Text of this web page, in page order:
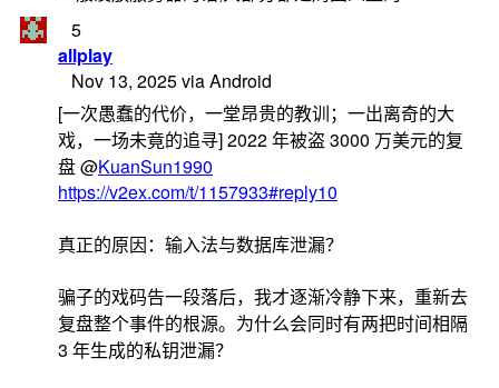
5
allplay
Nov 13, 2025 via Android
[一次愚蠢的代价，一堂昂贵的教训；一出离奇的大
戏，一场未竟的追寻] 2022 年被盗 3000 万美元的复
盘 @KuanSun1990
https://v2ex.com/t/1157933#reply10
真正的原因：输入法与数据库泄漏？
骗子的戏码告一段落后，我才逐渐冷静下来，重新去
复盘整个事件的根源。为什么会同时有两把时间相隔
3 年生成的私钥泄漏？